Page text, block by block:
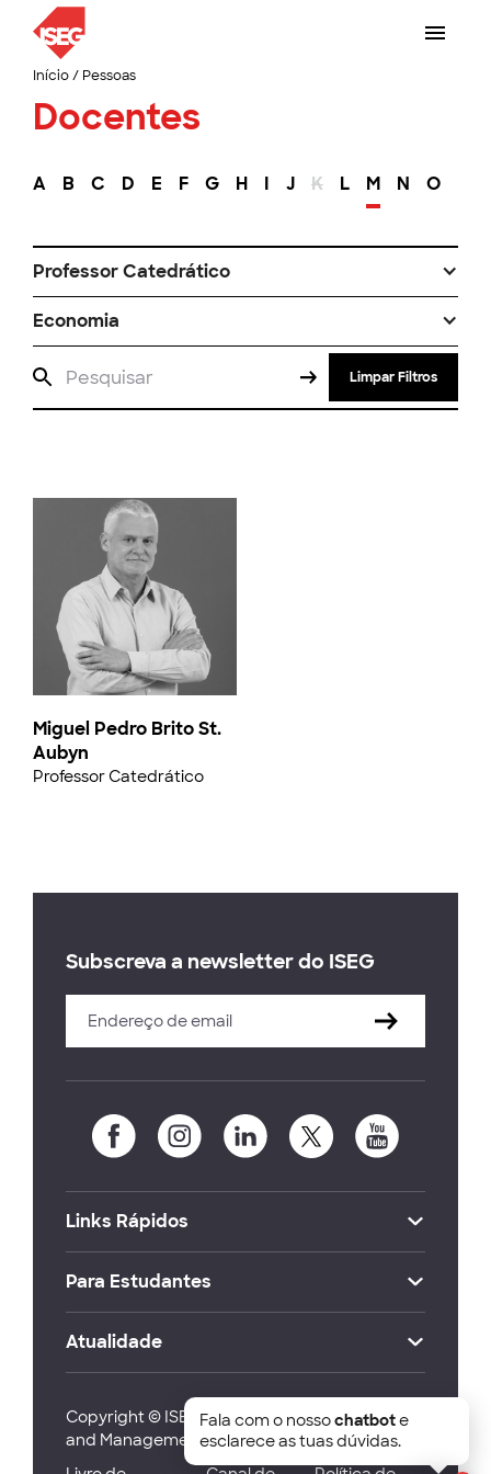
Início/ Pessoas
Docentes
A B C D E F G H I J K L M N O
Professor Catedrático
Economia
Limpar Filtros
Miguel Pedro Brito St.
Aubyn
Professor Catedrático
Subscreva a newsletter do ISEG
Links Rápidos
Para Estudantes
Atualidade
Copyright © ISEG Lisbon School of Economics
and Management 2026
Fala com o nossochatbote
esclarece as tuas dúvidas.